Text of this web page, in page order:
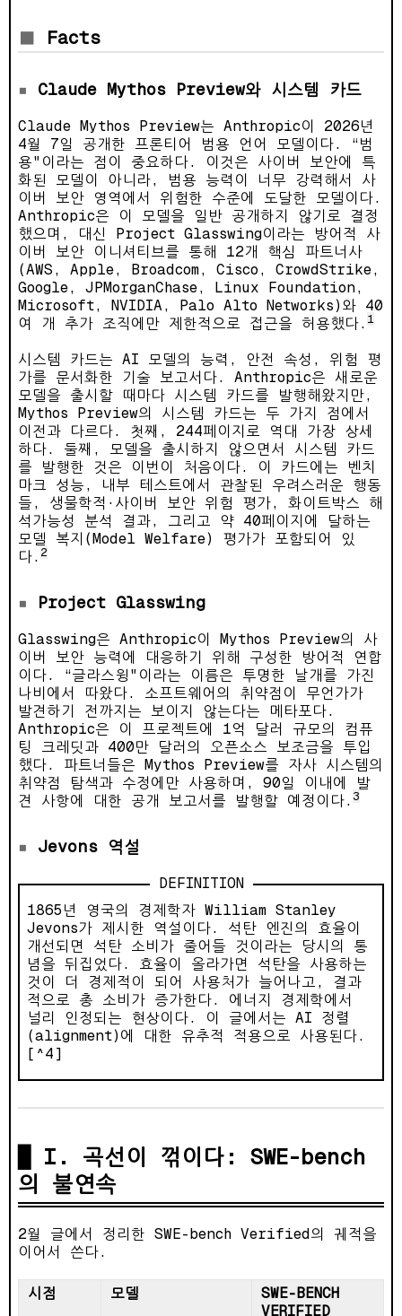
Facts
Claude Mythos Preview와 시스템 카드
Claude Mythos Preview는 Anthropic이 2026년
4월 7일 공개한 프론티어 범용 언어 모델이다. “범
용"이라는 점이 중요하다. 이것은 사이버 보안에 특
화된 모델이 아니라, 범용 능력이 너무 강력해서 사
이버 보안 영역에서 위험한 수준에 도달한 모델이다.
Anthropic은 이 모델을 일반 공개하지 않기로 결정
했으며, 대신 Project Glasswing이라는 방어적 사
이버 보안 이니셔티브를 통해 12개 핵심 파트너사
(AWS, Apple, Broadcom, Cisco, CrowdStrike,
Google, JPMorganChase, Linux Foundation,
Microsoft, NVIDIA, Palo Alto Networks)와 40
여 개 추가 조직에만 제한적으로 접근을 허용했다. 1
시스템 카드는 AI 모델의 능력, 안전 속성, 위험 평
가를 문서화한 기술 보고서다. Anthropic은 새로운
모델을 출시할 때마다 시스템 카드를 발행해왔지만,
Mythos Preview의 시스템 카드는 두 가지 점에서
이전과 다르다. 첫째, 244페이지로 역대 가장 상세
하다. 둘째, 모델을 출시하지 않으면서 시스템 카드
를 발행한 것은 이번이 처음이다. 이 카드에는 벤치
마크 성능, 내부 테스트에서 관찰된 우려스러운 행동
들, 생물학적·사이버 보안 위험 평가, 화이트박스 해
석가능성 분석 결과, 그리고 약 40페이지에 달하는
모델 복지(Model Welfare) 평가가 포함되어 있
다. 2
Project Glasswing
Glasswing은 Anthropic이 Mythos Preview의 사
이버 보안 능력에 대응하기 위해 구성한 방어적 연합
이다. “글라스윙"이라는 이름은 투명한 날개를 가진
나비에서 따왔다. 소프트웨어의 취약점이 무언가가
발견하기 전까지는 보이지 않는다는 메타포다.
Anthropic은 이 프로젝트에 1억 달러 규모의 컴퓨
팅 크레딧과 400만 달러의 오픈소스 보조금을 투입
했다. 파트너들은 Mythos Preview를 자사 시스템의
취약점 탐색과 수정에만 사용하며, 90일 이내에 발
견 사항에 대한 공개 보고서를 발행할 예정이다. 3
Jevons 역설
DEFINITION
1865년 영국의 경제학자 William Stanley
Jevons가 제시한 역설이다. 석탄 엔진의 효율이
개선되면 석탄 소비가 줄어들 것이라는 당시의 통
념을 뒤집었다. 효율이 올라가면 석탄을 사용하는
것이 더 경제적이 되어 사용처가 늘어나고, 결과
적으로 총 소비가 증가한다. 에너지 경제학에서
널리 인정되는 현상이다. 이 글에서는 AI 정렬
(alignment)에 대한 유추적 적용으로 사용된다.
[^4]
I. 곡선이 꺾이다: SWE-bench
의 불연속
2월 글에서 정리한 SWE-bench Verified의 궤적을
이어서 쓴다.
시점 모델
SWE-BENCH
VERIFIED